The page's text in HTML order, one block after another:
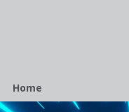
Breadcrumb
Home